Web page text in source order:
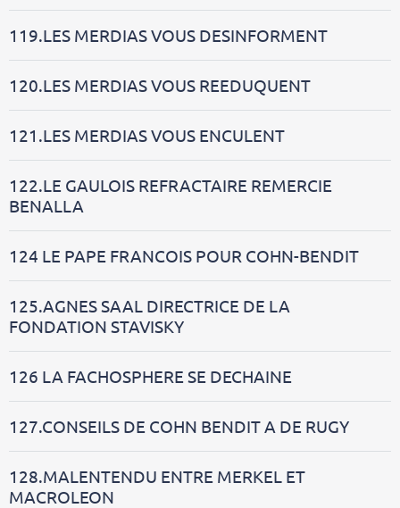
119.LES MERDIAS VOUS DESINFORMENT
120.LES MERDIAS VOUS REEDUQUENT
121.LES MERDIAS VOUS ENCULENT
122.LE GAULOIS REFRACTAIRE REMERCIE
BENALLA
124 LE PAPE FRANCOIS POUR COHN-BENDIT
125.AGNES SAAL DIRECTRICE DE LA
FONDATION STAVISKY
126 LA FACHOSPHERE SE DECHAINE
127.CONSEILS DE COHN BENDIT A DE RUGY
128.MALENTENDU ENTRE MERKEL ET
MACROLEON